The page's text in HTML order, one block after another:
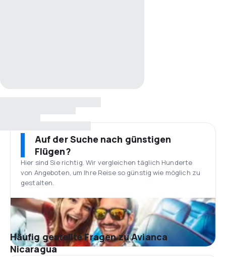
Auf der Suche nach günstigen
Flügen?
Hier sind Sie richtig. Wir vergleichen täglich Hunderte
von Angeboten, um Ihre Reise so günstig wie möglich zu
gestalten.
Häufig gestellte Fragen zu Avianca
Nicaragua